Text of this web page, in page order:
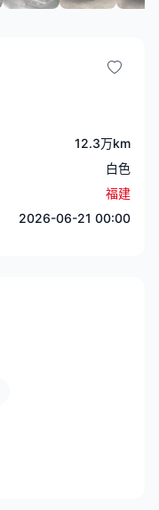
12.3万km
白色
福建
2026-06-21 00:00